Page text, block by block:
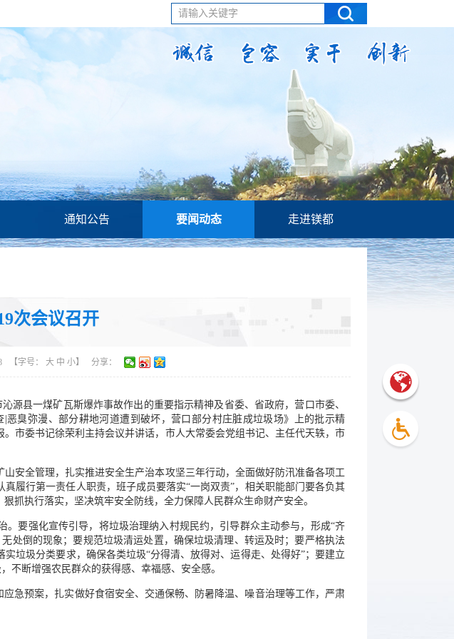
请输入关键字
通知公告 要闻动态 走进镁都
次会议召开
【字号： 大 中 小】 分享：
源县一煤矿瓦斯爆炸事故作出的重要指示精神及省委、省政府，营口市委、
臭弥漫、部分耕地河道遭到破坏，营口部分村庄脏成垃圾场》上的批示精
市委书记徐荣利主持会议并讲话，市人大常委会党组书记、主任代天轶，市
安全管理，扎实推进安全生产治本攻坚三年行动，全面做好防汛准备各项工
履行第一责任人职责，班子成员要落实“一岗双责”，相关职能部门要各负其
抓执行落实，坚决筑牢安全防线，全力保障人民群众生命财产安全。
要强化宣传引导，将垃圾治理纳入村规民约，引导群众主动参与，形成“齐
处倒的现象；要规范垃圾清运处置，确保垃圾清理、转运及时；要严格执法
垃圾分类要求，确保各类垃圾“分得清、放得对、运得走、处得好”；要建立
不断增强农民群众的获得感、幸福感、安全感。
急预案，扎实做好食宿安全、交通保畅、防暑降温、噪音治理等工作，严肃